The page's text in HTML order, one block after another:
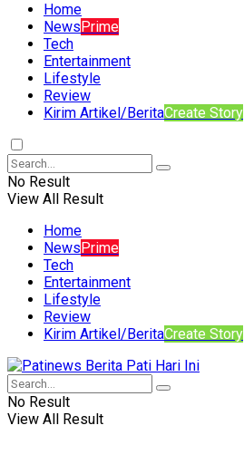
Home
NewsPrime
Tech
Entertainment
Lifestyle
Review
Kirim Artikel/BeritaCreate Story
No Result
View All Result
Home
NewsPrime
Tech
Entertainment
Lifestyle
Review
Kirim Artikel/BeritaCreate Story
No Result
View All Result